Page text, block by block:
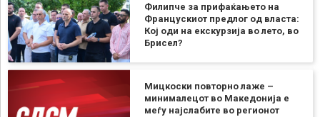
Филипче за прифаќањето на
Францускиот предлог од власта:
Кој оди на екскурзија во лето, во
Брисел?
Мицкоски повторно лаже –
минималецот во Македонија е
меѓу најслабите во регионот